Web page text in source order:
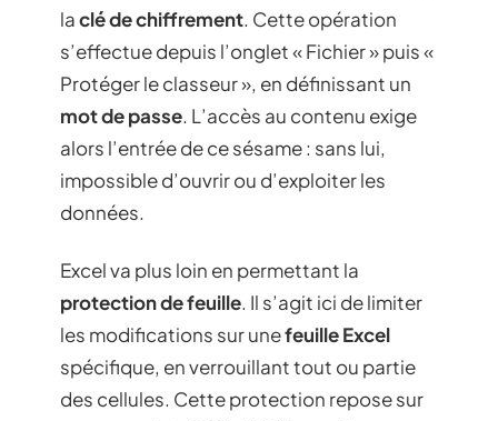
laclé de chiffrement. Cette opération
s’effectue depuis l’onglet « Fichier » puis «
Protéger le classeur », en définissant un
mot de passe. L’accès au contenu exige
alors l’entrée de ce sésame : sans lui,
impossible d’ouvrir ou d’exploiter les
données.
Excel va plus loin en permettant la
protection de feuille. Il s’agit ici de limiter
les modifications sur unefeuille Excel
spécifique, en verrouillant tout ou partie
des cellules. Cette protection repose sur